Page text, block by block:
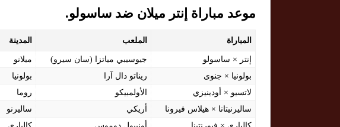
موعد مباراة إنتر ميلان ضد ساسولو.
المباراة الملعب المدينة
إنتر × ساسولو جيوسيبي مياتزا (سان سيرو) ميلانو
بولونيا × جنوى
ريناتو دال آرا بولونيا
لاتسيو × أودينيزي
الأولمبيكو روما
ساليرنيتانا × هيلاس فيرونا
أريكي ساليرنو